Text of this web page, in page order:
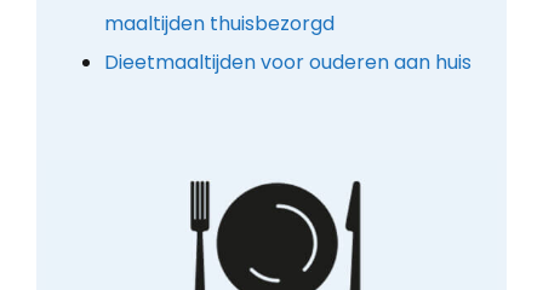
maaltijden thuisbezorgd
Dieetmaaltijden voor ouderen aan huis